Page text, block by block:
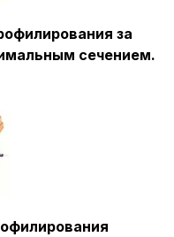
за
сечением.